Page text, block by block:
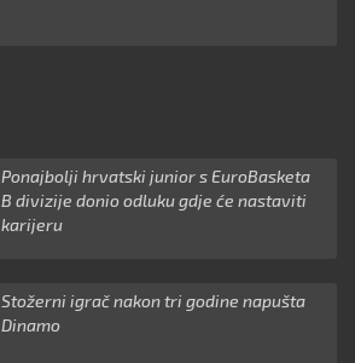
Ponajbolji hrvatski junior s EuroBasketa
B divizije donio odluku gdje će nastaviti
karijeru
Stožerni igrač nakon tri godine napušta
Dinamo